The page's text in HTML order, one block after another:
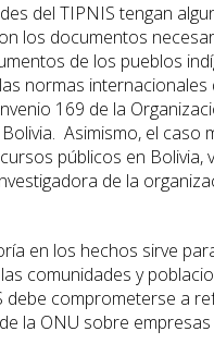
del TIPNIS tengan
los documentos
de los pueblos
normas internacionales
169 de la
Asimismo, el caso
públicos en Bolivia,
de la
en los hechos sirve
comunidades y
debe comprometerse a
la ONU sobre